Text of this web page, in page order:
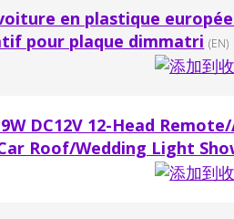
en plastique
pour plaque dimmatri (EN)
DC12V 12-Head
Roof/Wedding Light